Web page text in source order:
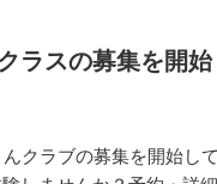
ラスの募集を開始
クラブの募集を開始し